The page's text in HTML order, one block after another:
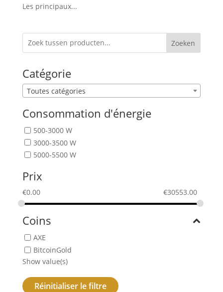
Les principaux...
Zoeken
Catégorie
Toutes catégories
Consommation d'énergie
500-3000 W
3000-3500 W
5000-5500 W
Prix
€0.00 €30553.00
Coins
AXE
BitcoinGold
Show value(s)
Réinitialiser le filtre